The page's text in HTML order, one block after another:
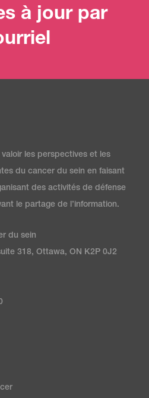
à jour par
valoir les perspectives et les
du cancer du sein en faisant
des activités de défense
le partage de l’information.
du sein
318, Ottawa, ON K2P 0J2